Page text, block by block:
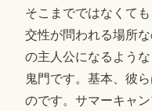
そこまでではなくて
交性が問われる場所
の主人公になるよう
鬼門です。基本、彼
のです。サマーキャ